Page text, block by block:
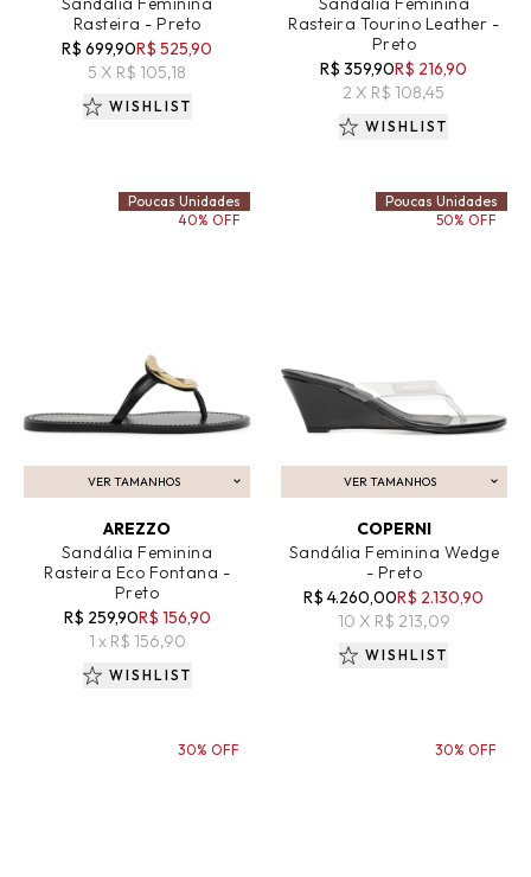
Rasteira - Preto
R$ 699,90R$ 525,90
5 X R$ 105,18
WISHLIST
Rasteira Tourino Leather -
Preto
R$ 359,90R$ 216,90
2 X R$ 108,45
WISHLIST
VER TAMANHOS
ADICIONAR AO CARRINHO
AREZZO
Sandália Feminina
Rasteira Eco Fontana -
Preto
R$ 259,90R$ 156,90
1 x R$ 156,90
Poucas Unidades
40% OFF
WISHLIST
VER TAMANHOS
ADICIONAR AO CARRINHO
COPERNI
Sandália Feminina Wedge
- Preto
R$ 4.260,00R$ 2.130,90
10 X R$ 213,09
Poucas Unidades
50% OFF
WISHLIST
30% OFF 30% OFF